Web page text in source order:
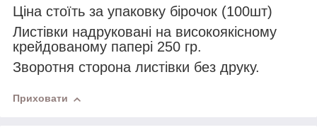
Ціна стоїть за упаковку бірочок (100шт)
Листівки надруковані на високоякісному
крейдованому папері 250 гр.
Зворотня сторона листівки без друку.
Приховати